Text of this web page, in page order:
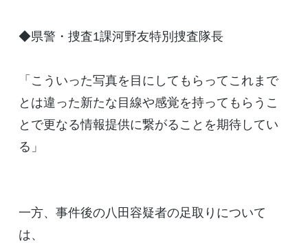
◆県警・捜査1課河野友特別捜査隊長
「こういった写真を目にしてもらってこれまで
とは違った新たな目線や感覚を持ってもらうこ
とで更なる情報提供に繋がることを期待してい
る」
一方、事件後の八田容疑者の足取りについて
は、